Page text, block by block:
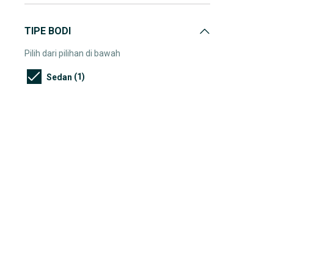
TIPE BODI
Pilih dari pilihan di bawah
Sedan (1)